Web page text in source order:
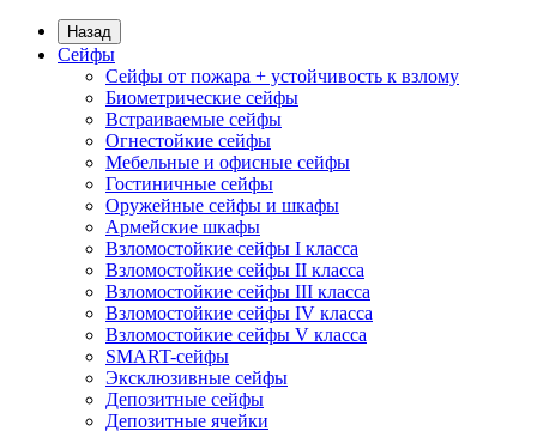
Назад
Сейфы
Сейфы от пожара + устойчивость к взлому
Биометрические сейфы
Встраиваемые сейфы
Огнестойкие сейфы
Мебельные и офисные сейфы
Гостиничные сейфы
Оружейные сейфы и шкафы
Армейские шкафы
Взломостойкие сейфы I класса
Взломостойкие сейфы II класса
Взломостойкие сейфы III класса
Взломостойкие сейфы IV класса
Взломостойкие сейфы V класса
SMART-сейфы
Эксклюзивные сейфы
Депозитные сейфы
Депозитные ячейки